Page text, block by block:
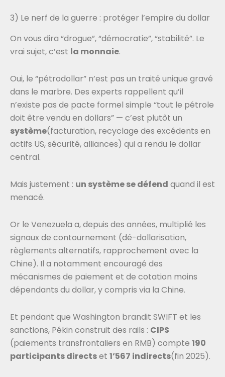
3) Le nerf de la guerre : protéger l’empire du dollar
On vous dira “drogue”, “démocratie”, “stabilité”. Le
vrai sujet, c’est la monnaie.
Oui, le “pétrodollar” n’est pas un traité unique gravé
dans le marbre. Des experts rappellent qu’il
n’existe pas de pacte formel simple “tout le pétrole
doit être vendu en dollars” — c’est plutôt un
système(facturation, recyclage des excédents en
actifs US, sécurité, alliances) qui a rendu le dollar
central.
Mais justement : un système se défend quand il est
menacé.
Or le Venezuela a, depuis des années, multiplié les
signaux de contournement (dé-dollarisation,
règlements alternatifs, rapprochement avec la
Chine). Il a notamment encouragé des
mécanismes de paiement et de cotation moins
dépendants du dollar, y compris via la Chine.
Et pendant que Washington brandit SWIFT et les
sanctions, Pékin construit des rails : CIPS
(paiements transfrontaliers en RMB) compte 190
participants directset 1’567 indirects(fin 2025).